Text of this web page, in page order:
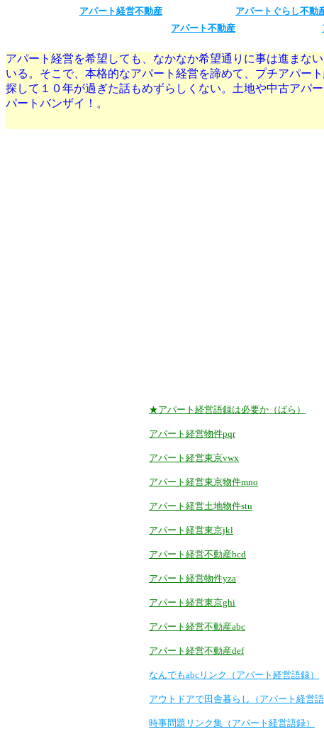
アパート経営不動産 アパートぐらし不動
アパート不動産
アパート経営を希望しても、なかなか希望通りに事は進まな
いる。そこで、本格的なアパート経営を諦めて、プチアパー
探して１０年が過ぎた話もめずらしくない。土地や中古アパ
パートバンザイ！。
★アパート経営語録は必要か（ばら）
アパート経営物件pqr
アパート経営東京vwx
アパート経営東京物件mno
アパート経営土地物件stu
アパート経営東京jkl
アパート経営不動産bcd
アパート経営物件yza
アパート経営東京ghi
アパート経営不動産abc
アパート経営不動産def
なんでもabcリンク（アパート経営語録）
アウトドアで田舎暮らし（アパート経営語
時事問題リンク集（アパート経営語録）